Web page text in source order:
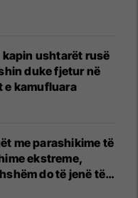
kapin ushtarët rusë
duke fjetur në
e kamufluara
me parashikime të
ekstreme,
do të jenë të